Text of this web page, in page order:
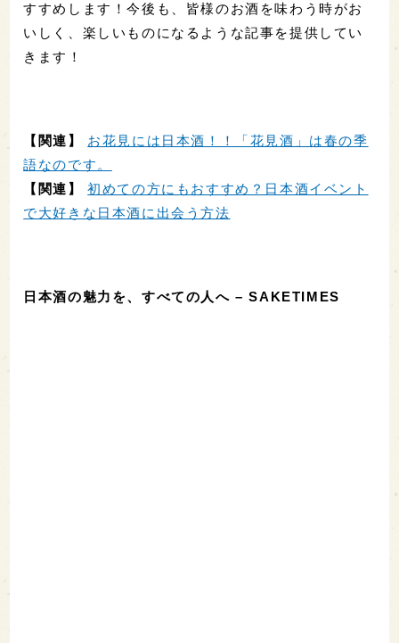
すすめします！今後も、皆様のお酒を味わう時がお
いしく、楽しいものになるような記事を提供してい
きます！
【関連】 お花見には日本酒！！「花見酒」は春の季
語なのです。
【関連】初めての方にもおすすめ？日本酒イベント
で大好きな日本酒に出会う方法
日本酒の魅力を、すべての人へ – SAKETIMES